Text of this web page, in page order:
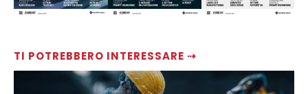
TI POTREBBERO INTERESSARE ⇢